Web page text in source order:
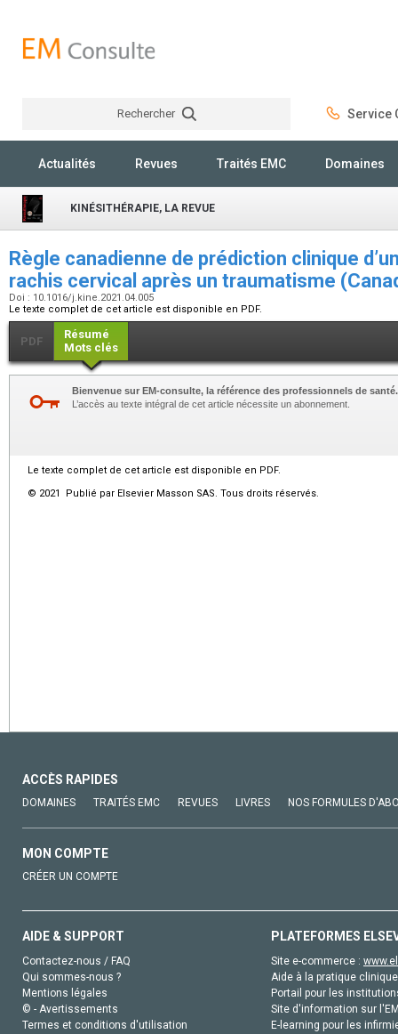
Rechercher Service
Actualités Revues Traités EMC Domaines
KINÉSITHÉRAPIE, LA REVUE
Règle canadienne de prédiction clinique
rachis cervical après un traumatisme
Doi : 10.1016/j.kine.2021.04.005
Le texte complet de cet article est disponible en PDF.
PDF
Résumé
Mots clés
Bienvenue sur EM-consulte, la référence des professionnels de santé.
L’accès au texte intégral de cet article nécessite un abonnement.
Le texte complet de cet article est disponible en PDF.
© 2021 Publié par Elsevier Masson SAS. Tous droits réservés.
ACCÈS RAPIDES
DOMAINES TRAITÉS EMC REVUES LIVRES NOS FORMULES
MON COMPTE
CRÉER UN COMPTE
AIDE & SUPPORT
Contactez-nous / FAQ
Qui sommes-nous ?
Mentions légales
© - Avertissements
Termes et conditions d'utilisation
PLATEFORMES
Site e-commerce :
Aide à la pratique
Portail pour les
Site d'information sur
E-learning pour les